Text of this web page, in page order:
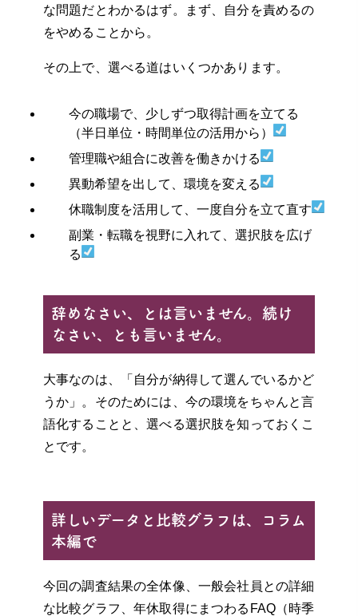
な問題だとわかるはず。まず、自分を責めるの
をやめることから。
その上で、選べる道はいくつかあります。
今の職場で、少しずつ取得計画を立てる
（半日単位・時間単位の活用から）
管理職や組合に改善を働きかける
異動希望を出して、環境を変える
休職制度を活用して、一度自分を立て直す
副業・転職を視野に入れて、選択肢を広げ
る
辞めなさい、とは言いません。続け
なさい、とも言いません。
大事なのは、「自分が納得して選んでいるかど
うか」。そのためには、今の環境をちゃんと言
語化することと、選べる選択肢を知っておくこ
とです。
詳しいデータと比較グラフは、コラム
本編で
今回の調査結果の全体像、一般会社員との詳細
な比較グラフ、年休取得にまつわるFAQ（時季